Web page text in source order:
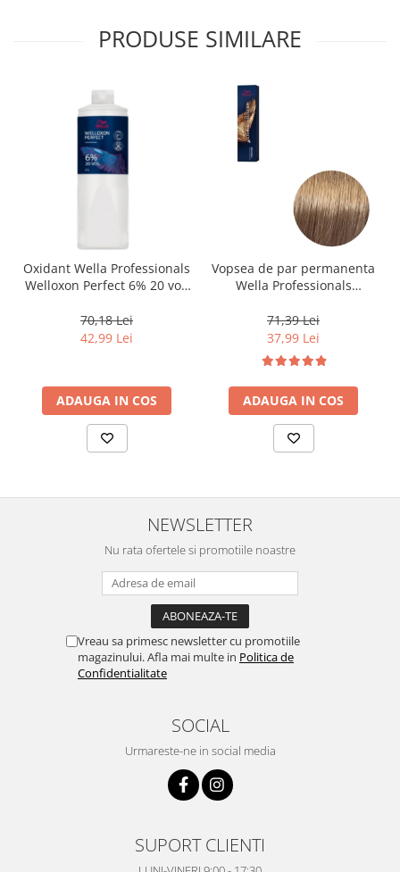
PRODUSE SIMILARE
Oxidant Wella Professionals
Welloxon Perfect 6% 20 vol,
70,18 Lei
42,99 Lei
ADAUGA IN COS
Vopsea de par permanenta
Wella Professionals
Blond Deschis Natural, 60
ml
71,39 Lei
37,99 Lei
ADAUGA IN COS
NEWSLETTER
Nu rata ofertele si promotiile noastre
Vreau sa primesc newsletter cu promotiile
magazinului. Afla mai multe in Politica de
Confidentialitate
SOCIAL
Urmareste-ne in social media
SUPORT CLIENTI